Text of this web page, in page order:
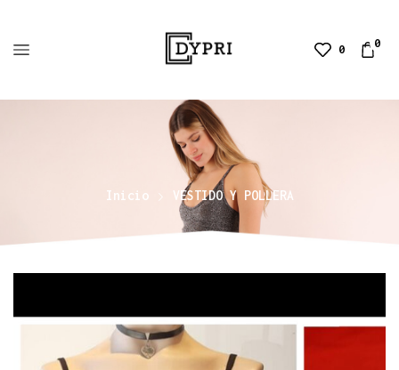
0 0
Inicio VESTIDO Y POLLERA